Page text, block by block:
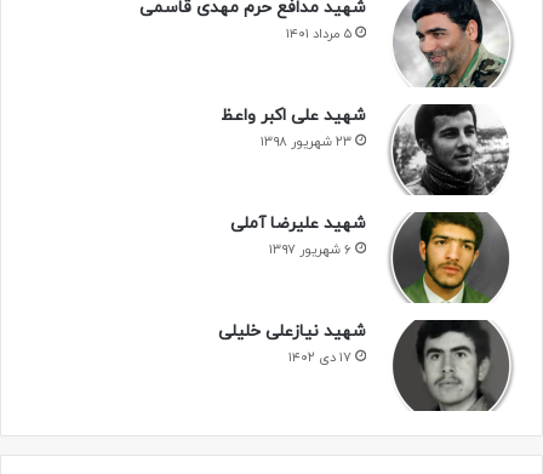
شهید مدافع حرم مهدی قاسمی
۵ مرداد ۱۴۰۱
شهید علی اکبر واعظ
۲۳ شهریور ۱۳۹۸
شهید علیرضا آملی
۶ شهریور ۱۳۹۷
شهید نیازعلی خلیلی
۱۷ دی ۱۴۰۲